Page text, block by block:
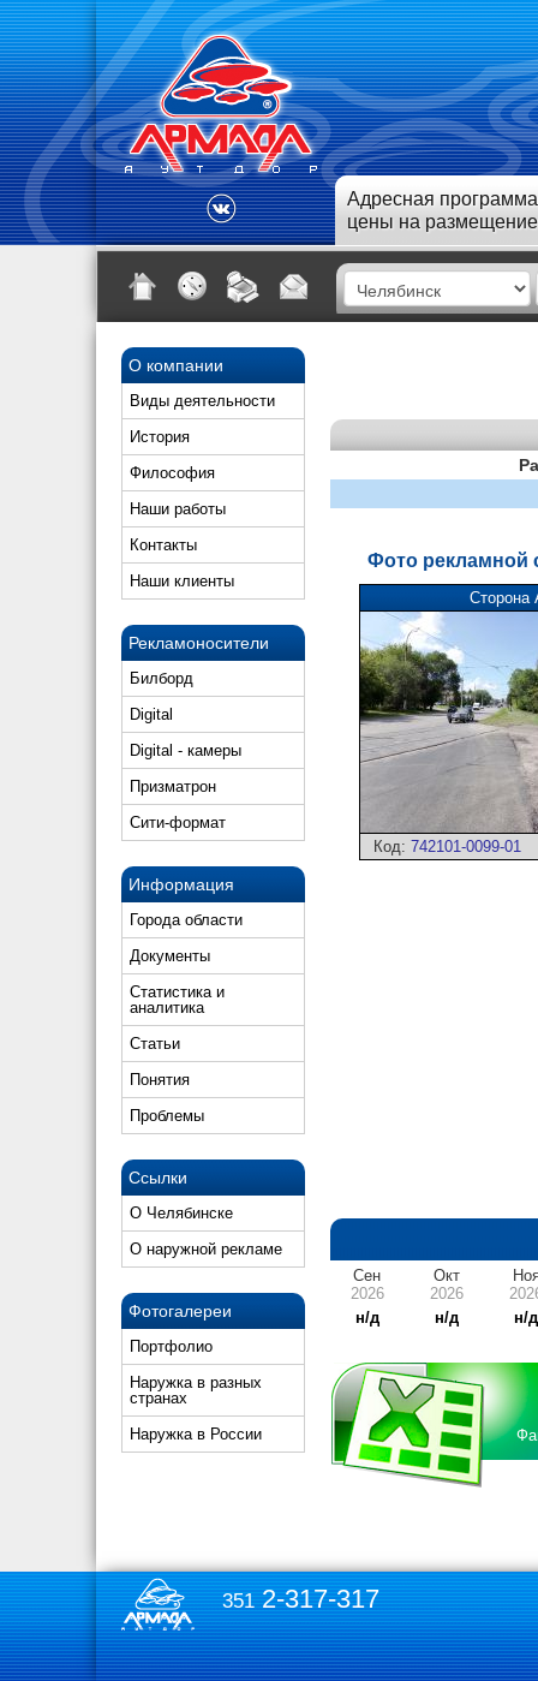
Адресная
цены на размещение
О компании
Виды деятельности
История
Философия
Наши работы
Контакты
Наши клиенты
Рекламоносители
Билборд
Digital
Digital - камеры
Призматрон
Сити-формат
Информация
Города области
Документы
Статистика и
аналитика
Статьи
Понятия
Проблемы
Ссылки
О Челябинске
О наружной рекламе
Фотогалереи
Портфолио
Наружка в разных
странах
Наружка в России
Фото рекламной
Сторона
Код: 742101-0099-01
Сен
2026
н/д
Окт
2026
н/д
н/д
3512-317-317